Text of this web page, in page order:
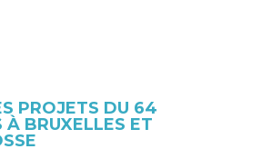
PROJETS DU 64
À BRUXELLES ET